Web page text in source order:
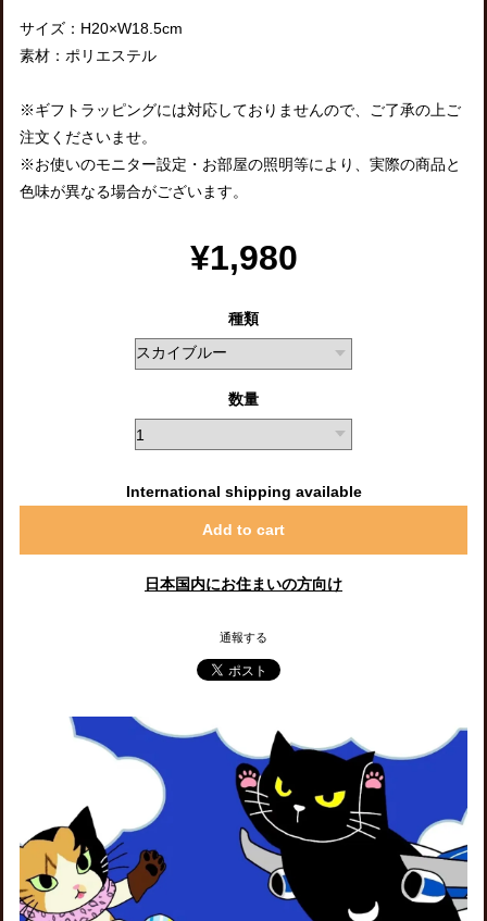
サイズ：H20×W18.5cm
素材：ポリエステル
※ギフトラッピングには対応しておりませんので、ご了承の上ご
注文くださいませ。
※お使いのモニター設定・お部屋の照明等により、実際の商品と
色味が異なる場合がございます。
¥1,980
種類
数量
International shipping available
Add to cart
日本国内にお住まいの方向け
通報する